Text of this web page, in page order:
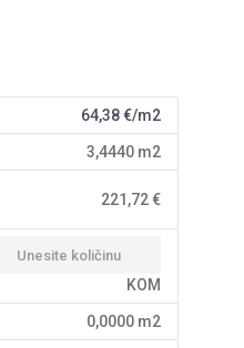
64,38€/m2
3,4440 m2
221,72€
KOM
0,0000 m2